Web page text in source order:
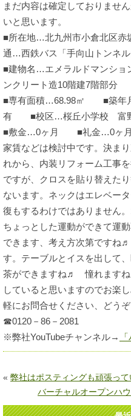
まだ内容は確定しておりませ
いと思います。
■所在地…北九州市小倉北区
通…西鉄バス「手向山トンネ
■建物名…エメラルドマン
ンクリート造10階建7階部分
■専有面積…68.98㎡ ■築
有 ■校区…桜丘小学校 富
■敷金…0ヶ月 ■礼金…0ヶ月
家賃などは検討中です。決ま
れから、内装リフォーム工事
ですが、クロスを貼り替えた
ないます。ネックはエレベー
復もするわけではありません
ちょっとした運動ができて運
できます、考え方次第ですね
す。テーブルとイスを出して
茶ができますね♬ 憧れますね
していると思いますのでお楽
軽にお問合せください、どう
☎0120－86－2081
※弊社YouTubeチャンネル→
« 弊社はポスティングも頑張っ
バーチャルオープンハ